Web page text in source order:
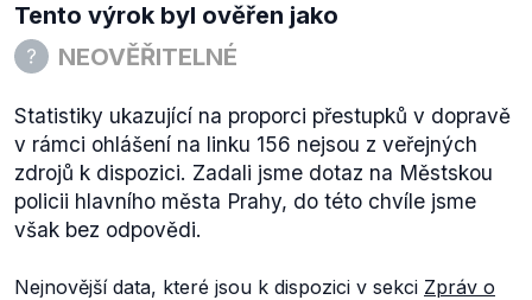
Tento výrok byl ověřen jako
NEOVĚŘITELNÉ
Statistiky ukazující na proporci přestupků v dopravě
v rámci ohlášení na linku 156 nejsou z veřejných
zdrojů k dispozici. Zadali jsme dotaz na Městskou
policii hlavního města Prahy, do této chvíle jsme
však bez odpovědi.
Nejnovější data, které jsou k dispozici v sekci Zpráv o